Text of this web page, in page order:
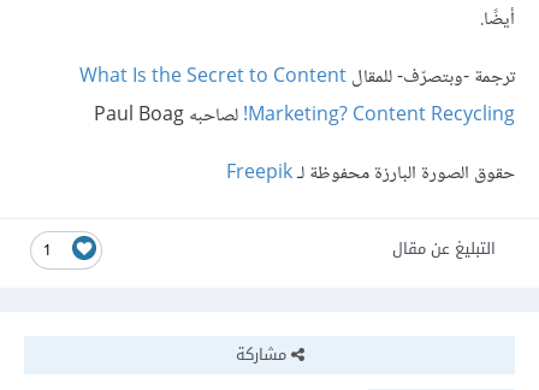
أيضًا.
ترجمة -وبتصرّف- للمقالWhat Is the Secret to Content
Marketing? Content Recycling! لصاحبه Paul Boag
حقوق الصورة البارزة محفوظة لـFreepik
1 التبليغ عن مقال
مشاركة